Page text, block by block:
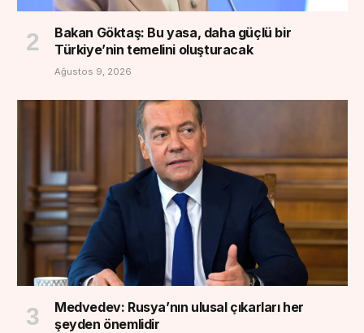
Bakan Göktaş: Bu yasa, daha güçlü bir
Türkiye’nin temelini oluşturacak
Ağustos 9, 2026
Medvedev: Rusya’nın ulusal çıkarları her
şeyden önemlidir